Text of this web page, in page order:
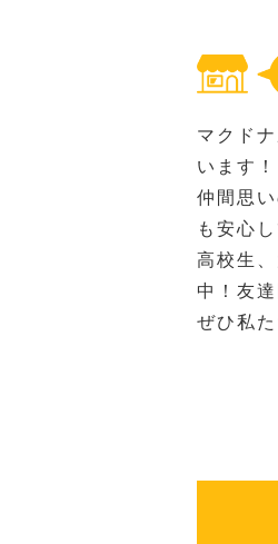
マクド
います！
仲間思
も安心
高校生
中！友
ぜひ私